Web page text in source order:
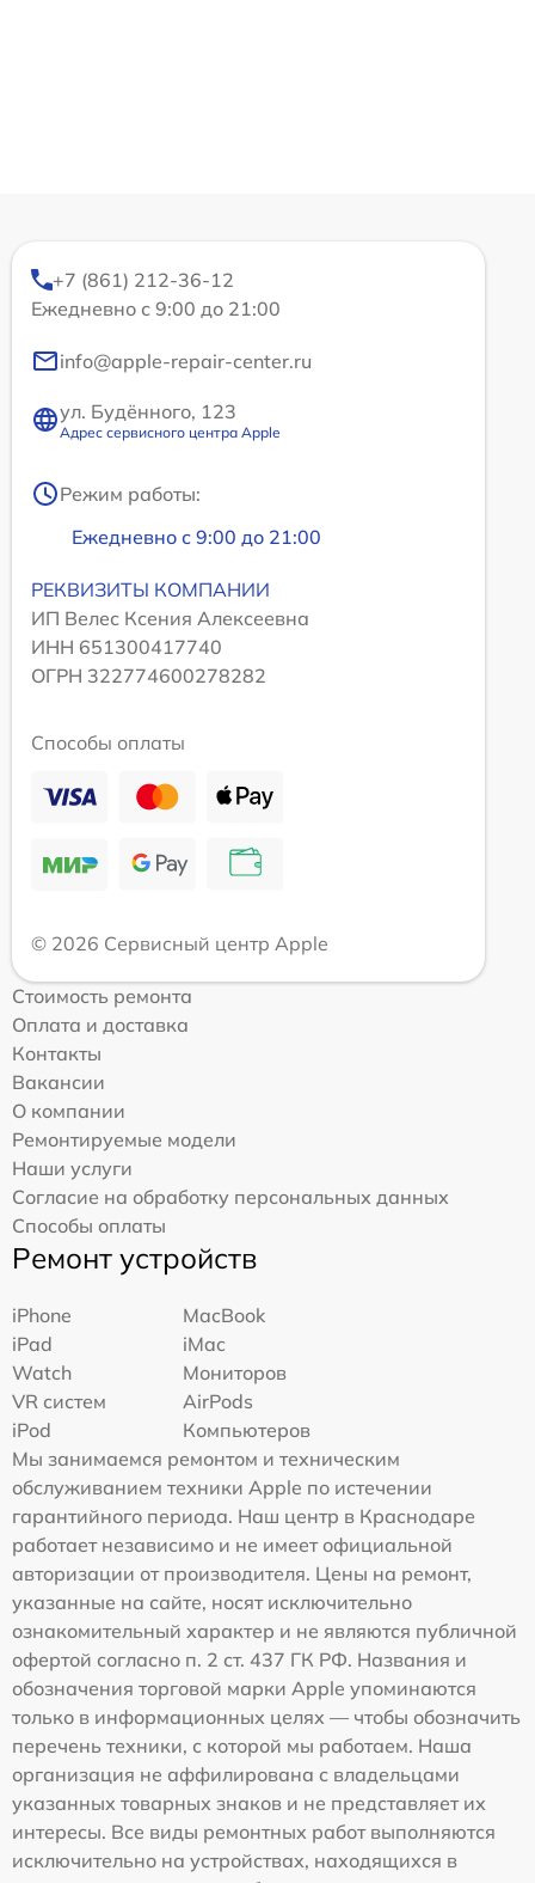
+7 (861) 212-36-12
Ежедневно с 9:00 до 21:00
info@apple-repair-center.ru
ул. Будённого, 123
Адрес сервисного центра Apple
Режим работы:
Ежедневно с 9:00 до 21:00
РЕКВИЗИТЫ КОМПАНИИ
ИП Велес Ксения Алексеевна
ИНН 651300417740
ОГРН 322774600278282
Способы оплаты
© 2026 Сервисный центр Apple
Стоимость ремонта
Оплата и доставка
Контакты
Вакансии
О компании
Ремонтируемые модели
Наши услуги
Согласие на обработку персональных данных
Способы оплаты
Ремонт устройств
iPhone
MacBook
iPad
iMac
Watch
Мониторов
VR систем
AirPods
iPod
Компьютеров
Мы занимаемся ремонтом и техническим
обслуживанием техники Apple по истечении
гарантийного периода. Наш центр в Краснодаре
работает независимо и не имеет официальной
авторизации от производителя. Цены на ремонт,
указанные на сайте, носят исключительно
ознакомительный характер и не являются публичной
офертой согласно п. 2 ст. 437 ГК РФ. Названия и
обозначения торговой марки Apple упоминаются
только в информационных целях — чтобы обозначить
перечень техники, с которой мы работаем. Наша
организация не аффилирована с владельцами
указанных товарных знаков и не представляет их
интересы. Все виды ремонтных работ выполняются
исключительно на устройствах, находящихся в